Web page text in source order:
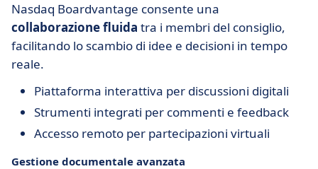
Nasdaq Boardvantage consente una
collaborazione fluida tra i membri del consiglio,
facilitando lo scambio di idee e decisioni in tempo
reale.
Piattaforma interattiva per discussioni digitali
Strumenti integrati per commenti e feedback
Accesso remoto per partecipazioni virtuali
Gestione documentale avanzata